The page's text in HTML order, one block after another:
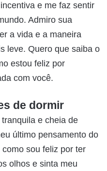
e me faz sentir
Admiro sua
a vida e a maneira
leve. Quero que saiba o
estou feliz por
com você.
de dormir
e cheia de
último pensamento do
sou feliz por ter
olhos e sinta meu